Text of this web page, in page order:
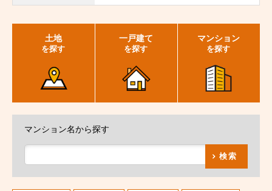
土地
を探す
一戸建て
を探す
マンション
を探す
マンション名から探す
検索